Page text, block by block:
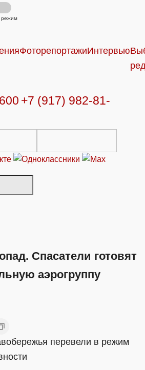
режим
ФоторепортажиИнтервью
+7 (917) 982-81-
Спасатели готовят
аэрогруппу
перевели в режим